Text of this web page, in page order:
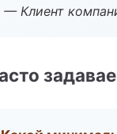
— Клиент